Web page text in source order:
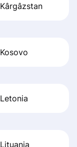
Kârgâzstan
Kosovo
Letonia
Lituania